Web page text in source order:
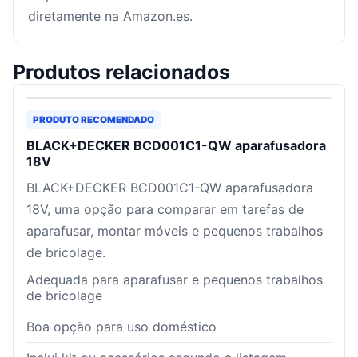
diretamente na Amazon.es.
Produtos relacionados
PRODUTO RECOMENDADO
BLACK+DECKER BCD001C1-QW aparafusadora
18V
BLACK+DECKER BCD001C1-QW aparafusadora
18V, uma opção para comparar em tarefas de
aparafusar, montar móveis e pequenos trabalhos
de bricolage.
Adequada para aparafusar e pequenos trabalhos
de bricolage
Boa opção para uso doméstico